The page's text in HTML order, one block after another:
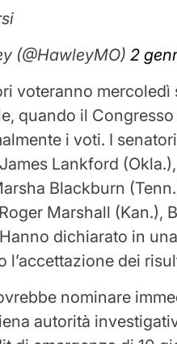
(@HawleyMO)2
voteranno
quando il
i voti. I
Lankford
Blackburn
Marshall (Kan.),
dichiarato in
l’accettazione dei
nominare
autorità